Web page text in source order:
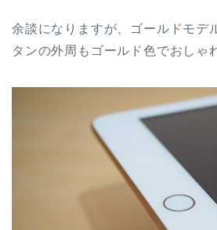
余談になりますが、ゴールドモデ
タンの外周もゴールド色でおしゃ